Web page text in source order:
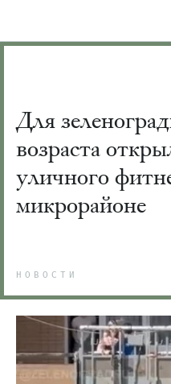
Для
возраста
уличного
микрорайоне
НОВОСТИ